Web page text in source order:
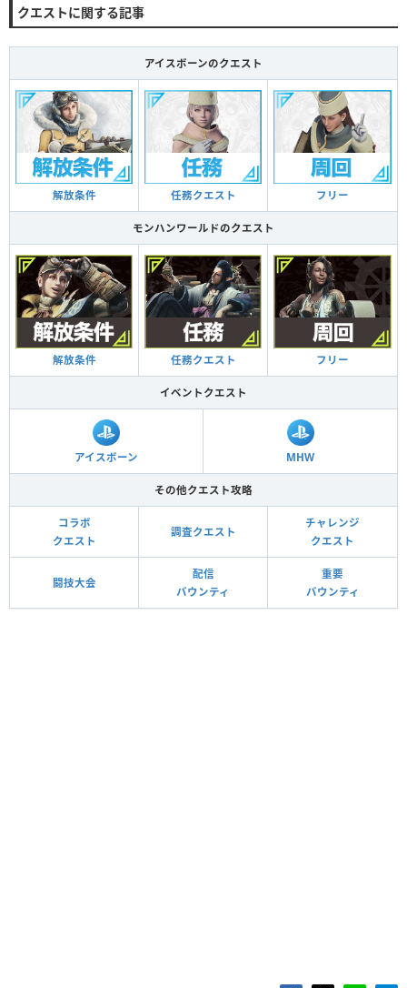
クエストに関する記事
アイスボーンのクエスト
解放条件 任務クエスト フリー
モンハンワールドのクエスト
解放条件 任務クエスト フリー
イベントクエスト
アイスボーン MHW
その他クエスト攻略
コラボ
クエスト
調査クエスト
チャレンジ
クエスト
闘技大会
配信
バウンティ
重要
バウンティ